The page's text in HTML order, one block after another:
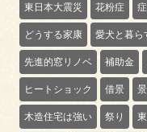
東日本大震災 花粉症
どうする家康 愛犬と暮ら
先進的窓リノベ 補助金
ヒートショック 借景
木造住宅は強い 祭り